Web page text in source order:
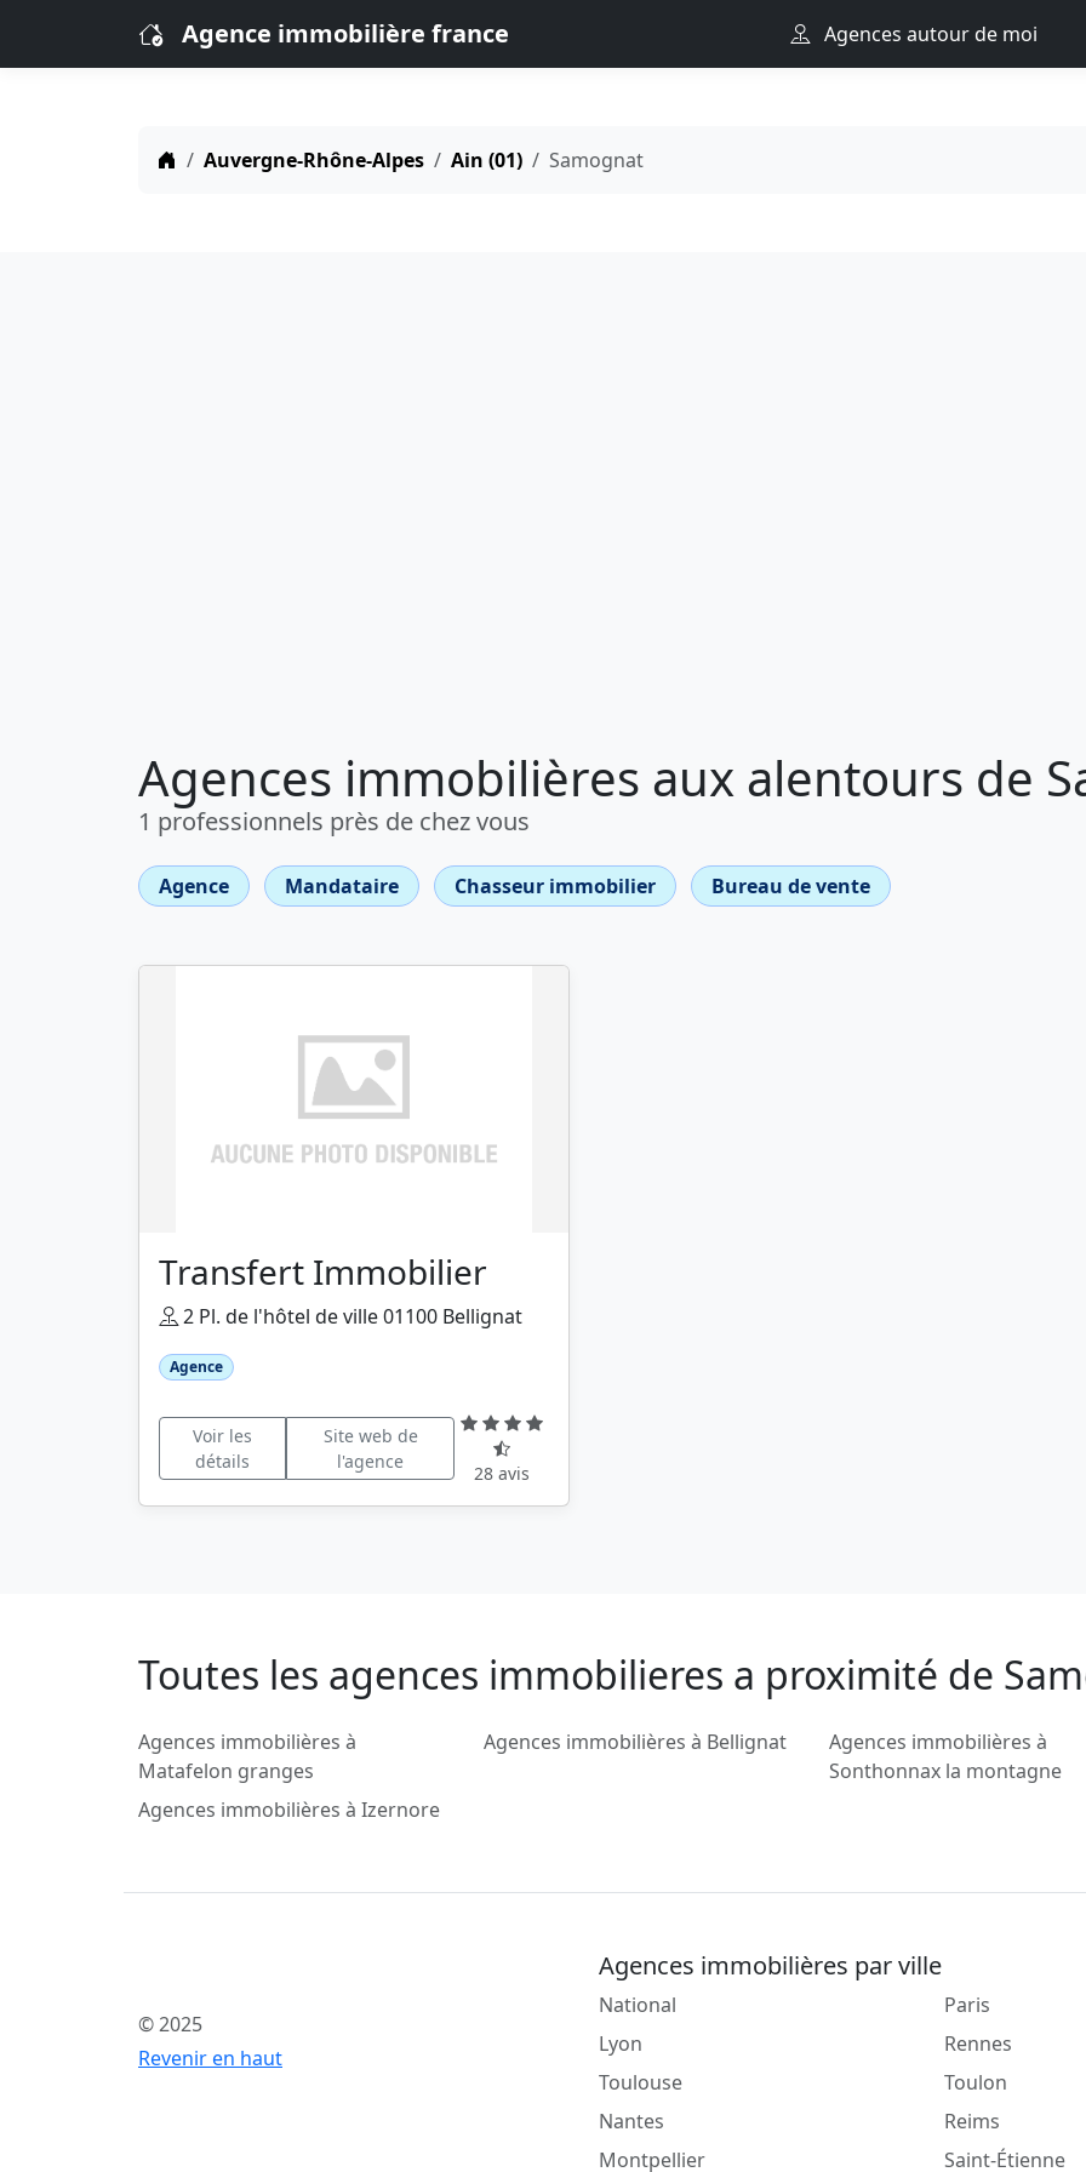
Agence immobilière france Agences autour de moi
Auvergne-Rhône-Alpes Ain (01) Samognat
Agences immobilières aux alentours de
1 professionnels près de chez vous
Agence Mandataire Chasseur immobilier Bureau de vente
Transfert Immobilier
2 Pl. de l'hôtel de ville 01100 Bellignat
Agence
Voir les
détails
Site web de
l'agence
28 avis
Toutes les agences immobilieres a proximité de
Agences immobilières à
Matafelon granges
Agences immobilières à Bellignat
Agences immobilières à
Sonthonnax la montagne
Agences immobilières à Izernore
© 2025
Revenir en haut
Agences immobilières par ville
National
Lyon
Toulouse
Nantes
Montpellier
Paris
Rennes
Toulon
Reims
Saint-Étienne